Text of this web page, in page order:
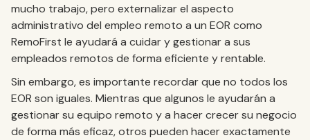
mucho trabajo, pero externalizar el aspecto
administrativo del empleo remoto a un EOR como
RemoFirst le ayudará a cuidar y gestionar a sus
empleados remotos de forma eficiente y rentable.
Sin embargo, es importante recordar que no todos los
EOR son iguales. Mientras que algunos le ayudarán a
gestionar su equipo remoto y a hacer crecer su negocio
de forma más eficaz, otros pueden hacer exactamente